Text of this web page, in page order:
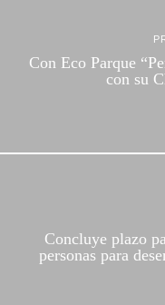
Con Eco Parque
con su
Concluye plazo
personas para